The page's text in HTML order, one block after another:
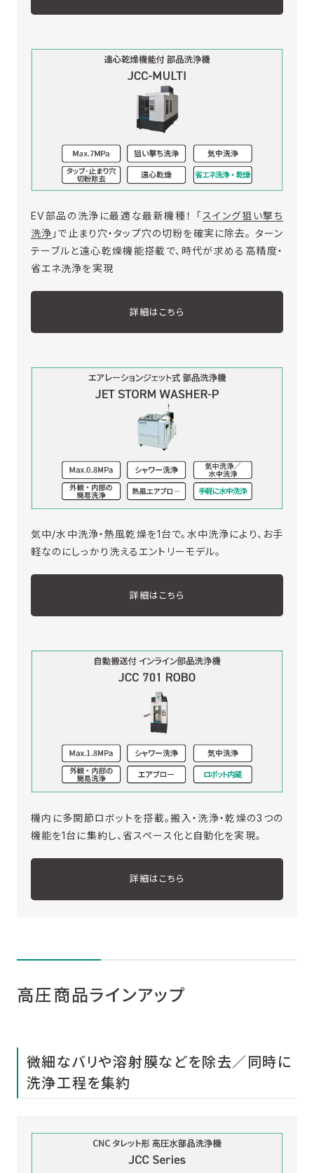
EV部品の洗浄に最適な最新機種！ 「スイング狙い撃ち
洗浄 」で止まり穴・タップ穴の切粉を確実に除去。 ターン
テーブルと遠心乾燥機能搭載で、時代が求める高精度・
省エネ洗浄を実現
詳細はこちら
気中/水中洗浄・熱風乾燥を1台で。水中洗浄により、お手
軽なのにしっかり洗えるエントリーモデル。
詳細はこちら
機内に多関節ロボットを搭載。搬入・洗浄・乾燥の3つの
機能を1台に集約し、省スペース化と自動化を実現。
詳細はこちら
高圧商品ラインアップ
微細なバリや溶射膜などを除去／同時に
洗浄工程を集約